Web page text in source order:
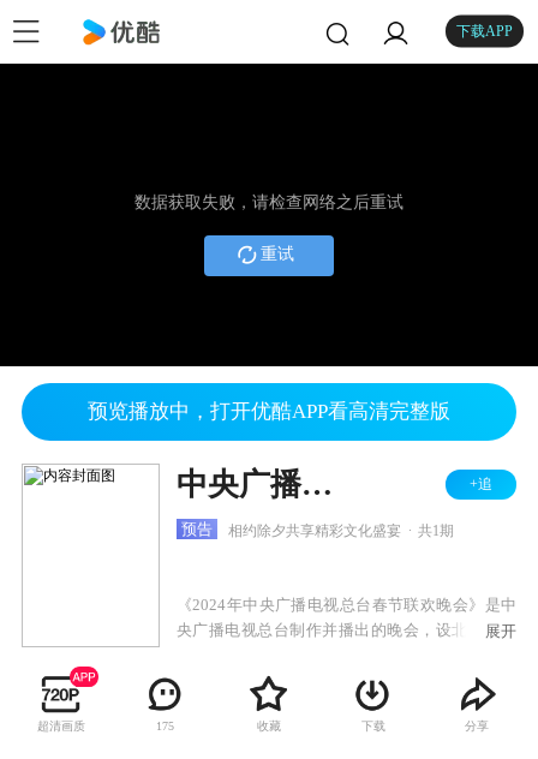
下载APP
数据获取失败，请检查网络之后重试
重试
预览播放中，打开优酷APP看高清完整版
中央广播电视总台春节联欢晚会 2024 +追
预告 相约除夕共享精彩文化盛宴 共1期
《2024年中央广播电视总台春节联欢晚会》是中
央广播电视总台制作并播出的晚会，设北京主会
四个分会场，晚会以“龙行龘龘，欣欣家国”为主
题，创新“思想+艺术+技术”融合传播，与全球华
人相约除夕，共享一台精彩纷呈、情真意切、热
展开
超清画质 175 收藏 下载 分享